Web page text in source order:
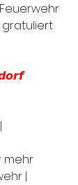
gratuliert
mehr
|